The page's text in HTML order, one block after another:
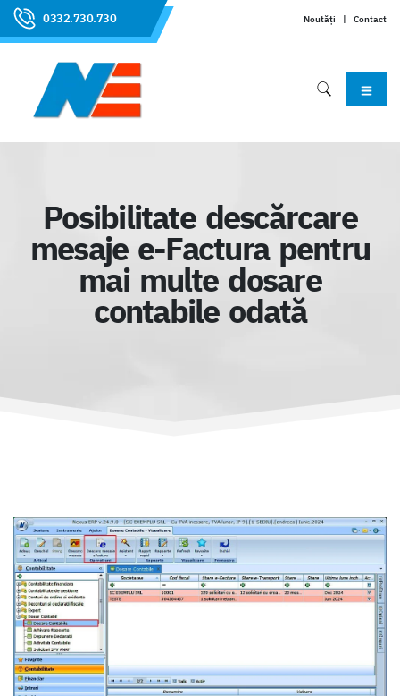
0332.730.730 Noutăți | Contact
Posibilitate descărcare
mesaje e-Factura pentru
mai multe dosare
contabile odată